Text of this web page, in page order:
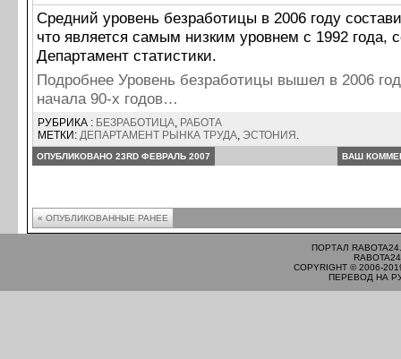
Средний уровень безработицы в 2006 году
что является самым низким уровнем с 1992 года,
Департамент статистики.
Подробнее Уровень безработицы вышел в 2006
начала 90-х годов…
РУБРИКА : БЕЗРАБОТИЦА, РАБОТА
МЕТКИ: ДЕПАРТАМЕНТ РЫНКА ТРУДА, ЭСТОНИЯ .
ОПУБЛИКОВАНО 23RD ФЕВРАЛЬ 2007 ВАШ
« ОПУБЛИКОВАННЫЕ РАНЕЕ
ПОРТАЛ
COPYRIGHT © 2006-
ПЕРЕВОД НА